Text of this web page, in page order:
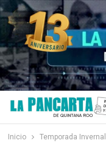
Inicio Temporada